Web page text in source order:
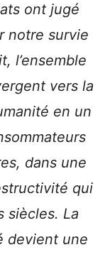
ont jugé
notre survie
l’ensemble
vers la
en un
dans une
qui
siècles. La
devient une